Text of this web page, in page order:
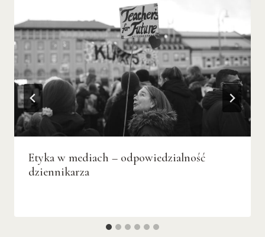
Etyka w mediach – odpowiedzialność
dziennikarza